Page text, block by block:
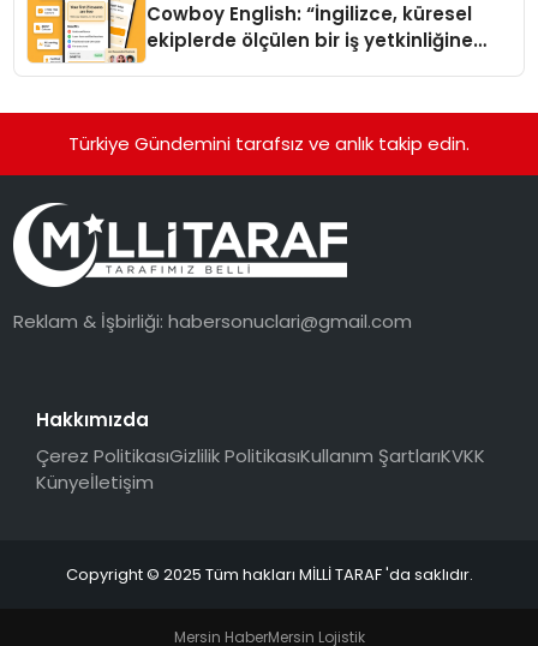
Cowboy English: “İngilizce, küresel
ekiplerde ölçülen bir iş yetkinliğine
Türkiye Gündemini tarafsız ve anlık takip edin.
Reklam & İşbirliği:habersonuclari@gmail.com
Hakkımızda
Çerez PolitikasıGizlilik PolitikasıKullanım ŞartlarıKVKK
Künyeİletişim
Copyright © 2025 Tüm hakları MİLLİ TARAF 'da saklıdır.
Mersin HaberMersin Lojistik